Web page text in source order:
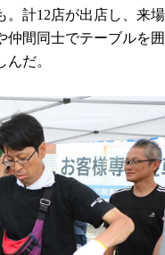
。計12店が出店し、来場
仲間同士でテーブルを囲
だ。